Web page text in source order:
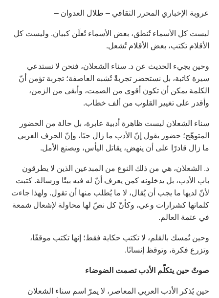
عروبة الإخباري المحرر الثقافي – طلال العدوان –
ليست كل الأسماء تُنطق، بعض الأسماء تُعلَن كبيان. وليست كل
الأقلام تكتب، بعض الأقلام تُشعل.
وحين يجيء الحديث عن د. سناء الشعلان، فنحن لا نستدعي
سيرة كاتبة، بل نستحضر تجربةً تُشبه العاصفة؛ تجربة تؤمن أنّ
الكلمة يمكن أن تكون أقوى من الصمت، وأبقى من الزمن،
وأقدر على تغيير القلوب من ألف خطاب.
سناء الشعلان ليست ظاهرة أدبية عابرة، بل حالة من الحضور
المتوهّج؛ حضور يقول إنّ الأدب ما زال حيًا، وإنّ الحرف العربي
ما زال قادرًا على أن ينهض، يقاتل اليأس، ويصنع الأمل.
د. الشعلان، هي من ذلك النوع من المبدعين الذين لا يطرقون
باب الأدب، بل يدخلونه كمن يعرف أنّ له فيه بيتًا ورسالة. كتبت
لأنّ لديها ما يجب أن يُقال، لا ما يُطلب منها أن تقول. ولهذا جاءت
كلماتها كشرارات وعي، وكأنّ كل نصّ لها محاولة لإشعال شمعة
في عتمة العالم.
وحين تُمسك بالقلم، لا تكتب حكاية فقط؛ إنها تكتب موقفًا،
وتزرع فكرة، وتوقظ إنسانًا.
صوتٌ حين يتكلّم الأدب تصمت الضوضاء
حين يُذكر الأدب العربي المعاصر، لا يمرّ اسم سناء الشعلان